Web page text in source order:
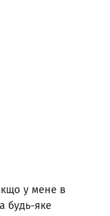
у мене в
будь-яке